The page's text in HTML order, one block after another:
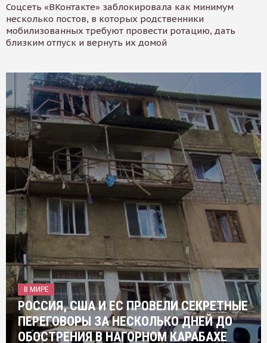
Соцсеть «ВКонтакте» заблокировала как минимум
несколько постов, в которых родственники
мобилизованных требуют провести ротацию, дать
близким отпуск и вернуть их домой
В МИРЕ
РОССИЯ, США И ЕС ПРОВЕЛИ СЕКРЕТНЫЕ
ПЕРЕГОВОРЫ ЗА НЕСКОЛЬКО ДНЕЙ ДО
ОБОСТРЕНИЯ В НАГОРНОМ КАРАБАХЕ